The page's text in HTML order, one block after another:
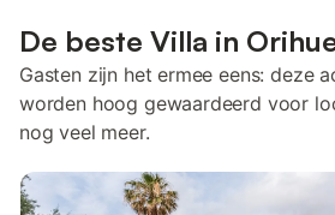
De beste Villa in
Gasten zijn het ermee eens: deze
worden hoog gewaardeerd voor
nog veel meer.